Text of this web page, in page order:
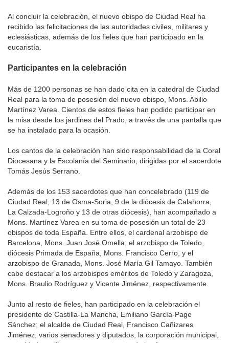
Al concluir la celebración, el nuevo obispo de Ciudad Real ha
recibido las felicitaciones de las autoridades civiles, militares y
eclesiásticas, además de los fieles que han participado en la
eucaristía.
Participantes en la celebración
Más de 1200 personas se han dado cita en la catedral de Ciudad
Real para la toma de posesión del nuevo obispo, Mons. Abilio
Martínez Varea. Cientos de estos fieles han podido participar en
la misa desde los jardines del Prado, a través de una pantalla que
se ha instalado para la ocasión.
Los cantos de la celebración han sido responsabilidad de la Coral
Diocesana y la Escolanía del Seminario, dirigidas por el sacerdote
Tomás Jesús Serrano.
Además de los 153 sacerdotes que han concelebrado (119 de
Ciudad Real, 13 de Osma-Soria, 9 de la diócesis de Calahorra,
La Calzada-Logroño y 13 de otras diócesis), han acompañado a
Mons. Martínez Varea en su toma de posesión un total de 23
obispos de toda España. Entre ellos, el cardenal arzobispo de
Barcelona, Mons. Juan José Omella; el arzobispo de Toledo,
diócesis Primada de España, Mons. Francisco Cerro, y el
arzobispo de Granada, Mons. José María Gil Tamayo. También
cabe destacar a los arzobispos eméritos de Toledo y Zaragoza,
Mons. Braulio Rodríguez y Vicente Jiménez, respectivamente.
Junto al resto de fieles, han participado en la celebración el
presidente de Castilla-La Mancha, Emiliano García-Page
Sánchez; el alcalde de Ciudad Real, Francisco Cañizares
Jiménez; varios senadores y diputados, la corporación municipal,